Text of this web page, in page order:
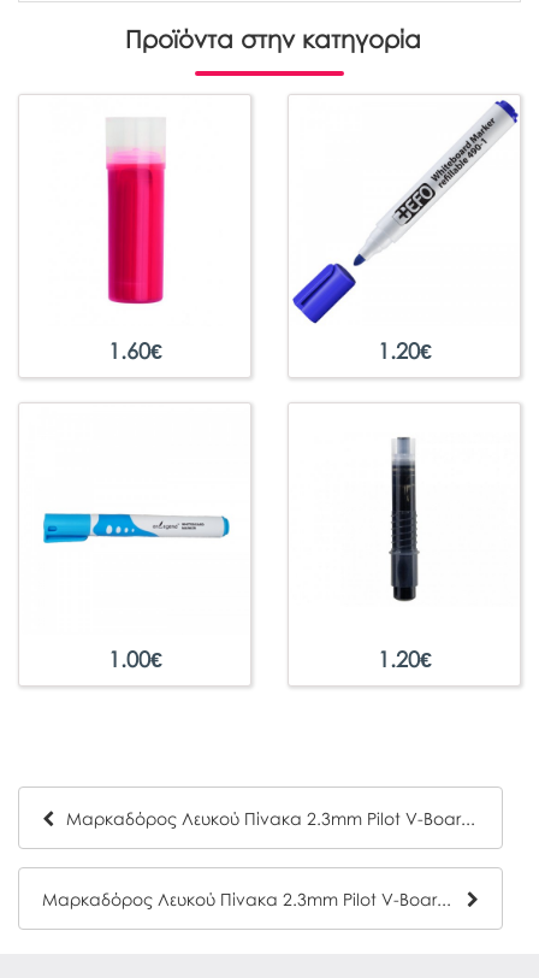
Προϊόντα στην κατηγορία
1.60€ 1.20€
1.00€ 1.20€
Μαρκαδόρος Λευκού Πίνακα 2.3mm Pilot V-Board Master Μπλε
Μαρκαδόρος Λευκού Πίνακα 2.3mm Pilot V-Board Master Κόκκινο